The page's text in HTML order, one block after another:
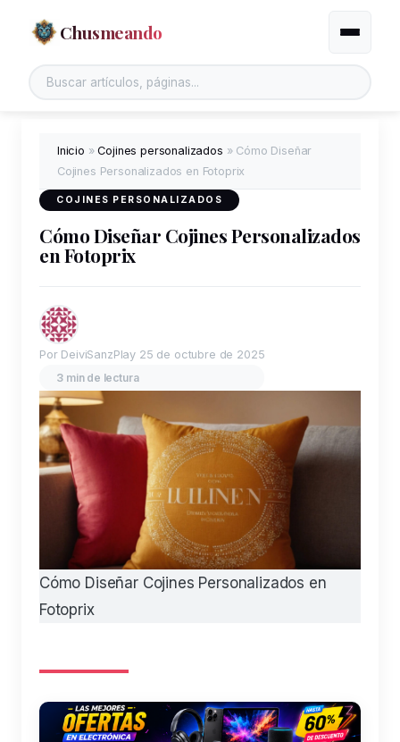
Chusmeando Alternar
Inicio »Cojines personalizados » Cómo Diseñar
Cojines Personalizados en Fotoprix
COJINES PERSONALIZADOS
Cómo Diseñar Cojines Personalizados
en Fotoprix
Por DeiviSanzPlay 25 de octubre de 2025
3 min de lectura
Cómo Diseñar Cojines Personalizados en
Fotoprix